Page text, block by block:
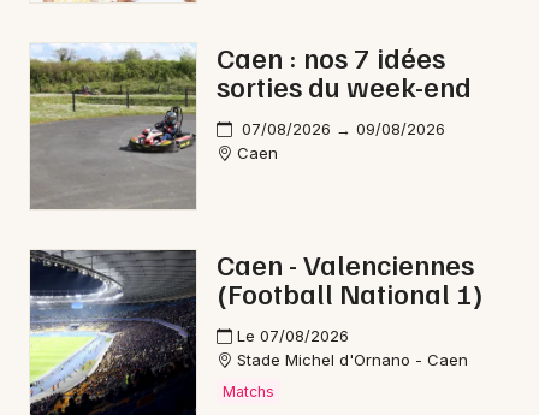
Caen : nos 7 idées
sorties du week-end
07/08/2026 → 09/08/2026
Caen
Caen - Valenciennes
(Football National 1)
Le 07/08/2026
Stade Michel d'Ornano - Caen
Matchs